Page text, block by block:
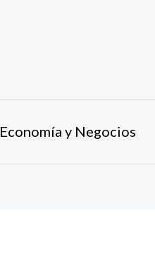
Economía y Negocios